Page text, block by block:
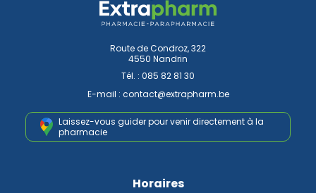
Route de Condroz, 322
4550 Nandrin
Tél. : 085 82 81 30
E-mail : contact@extrapharm.be
Laissez-vous guider pour venirdirectement à la
pharmacie
Horaires